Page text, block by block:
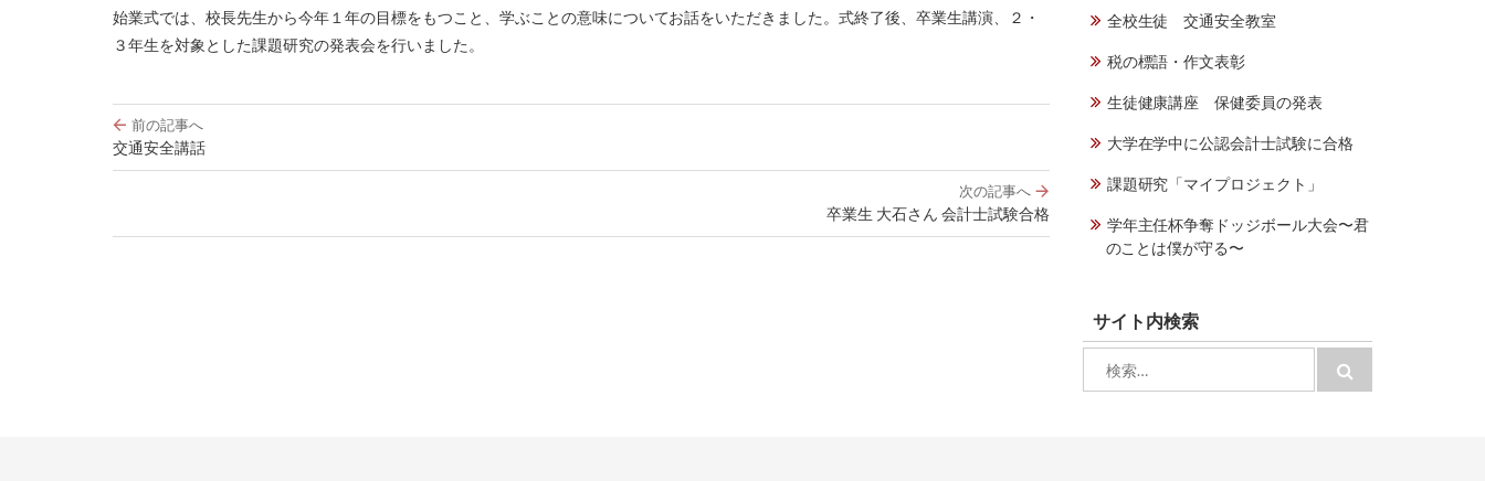
始業式では、校長先生から今年１年の目標をもつこと、学ぶことの意味についてお話をいただきました。式終了後、卒業生講演、２・
３年生を対象とした課題研究の発表会を行いました。
投
稿
ナ
ゲ
前の記事へ
交通安全講話
次の記事へ
卒業生 大石さん 会計士試験合格
全校生徒 交通安全教室
税の標語・作文表彰
生徒健康講座 保健委員の発表
大学在学中に公認会計士試験に合格
課題研究「マイプロジェクト」
学年主任杯争奪ドッジボール大会〜君
のことは僕が守る〜
サイト内検索
索